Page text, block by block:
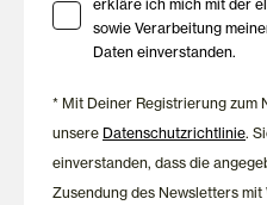
Für sie. Für
Im HUBER Online-Shop
Damenunterwäsche,
Loungewear.
erkläre ich mich mit der elektronischen Speicherung
sowie Verarbeitung
Daten einverstanden.
* Mit Deiner Registrierung zum
unsere Datenschutzrichtlinie.
einverstanden, dass die
Zusendung des Newsletters